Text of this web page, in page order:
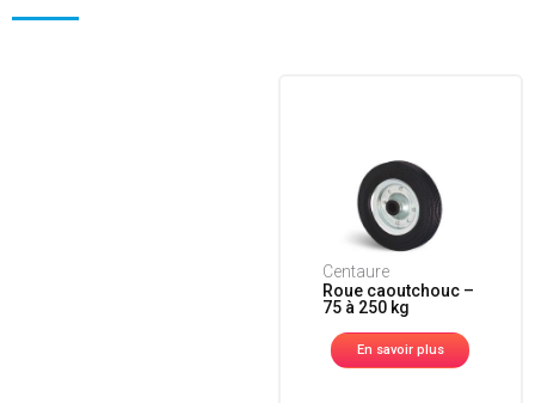
Centaure
Roue caoutchouc –
75 à 250 kg
En savoir plus